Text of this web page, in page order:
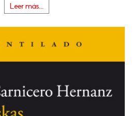
Leer más...